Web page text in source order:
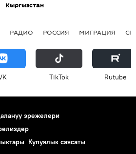
Кыргызстан
РАДИО РОССИЯ МИГРАЦИЯ
ТikТоk Rutube
эрежелери
Купуялык саясаты